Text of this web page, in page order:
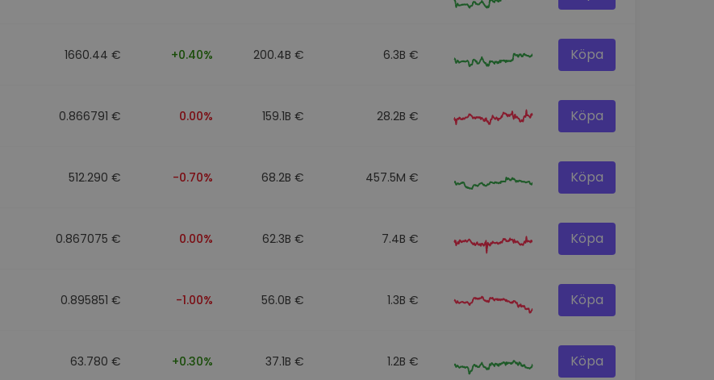
1660.44 € +0.40% 200.4B € 6.3B € Köpa
0.866791 € 0.00% 159.1B € 28.2B € Köpa
512.290 € -0.70% 68.2B € 457.5M € Köpa
0.867075 € 0.00% 62.3B € 7.4B € Köpa
0.895851 € -1.00% 56.0B € 1.3B € Köpa
63.780 € +0.30% 37.1B € 1.2B € Köpa